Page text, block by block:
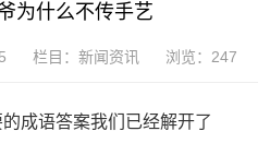
为什么不传手艺
栏目： 新闻资讯 浏览：247
成语答案我们已经解开了